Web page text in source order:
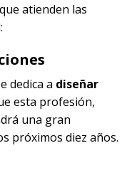
atienden las
dedica a diseñar
esta profesión,
una gran
próximos diez años.